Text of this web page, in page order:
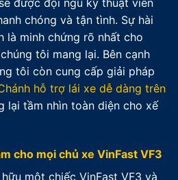
chóng và tận tình. Sự hài
là minh chứng rõ nhất cho
tôi mang lại. Bên cạnh
tôi còn cung cấp giải pháp
hỗ trợ lái xe dễ dàng trên
lại tầm nhìn toàn diện cho xế
cho mọi chủ xe VinFast VF3
một chiếc VinFast VF3 và